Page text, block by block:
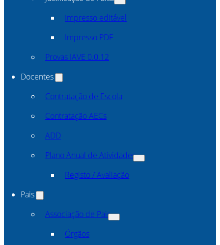
Impresso editável
Impresso PDF
Provas IAVE 0.0.12
Docentes
Contratação de Escola
Contratação AECs
ADD
Plano Anual de Atividades
Registo / Avaliação
Pais
Associação de Pais
Órgãos